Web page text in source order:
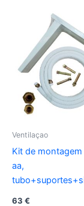
Ventilaçao
Kit de
aa,
63 €